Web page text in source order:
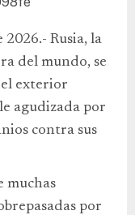
Rusia, la
del mundo, se
exterior
agudizada por
contra sus
muchas
por